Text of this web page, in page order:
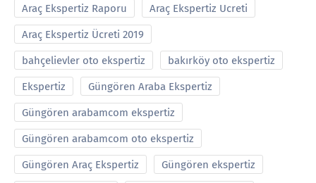
Araç Ekspertiz Raporu Araç Ekspertiz Ucreti
Araç Ekspertiz Ücreti 2019
bahçelievler oto ekspertiz bakırköy oto ekspertiz
Ekspertiz Güngören Araba Ekspertiz
Güngören arabamcom ekspertiz
Güngören arabamcom oto ekspertiz
Güngören Araç Ekspertiz Güngören ekspertiz